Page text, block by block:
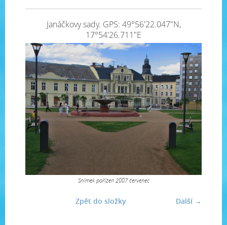
Janáčkovy sady. GPS: 49°56'22.047"N,
17°54'26.711"E
Snímek pořízen 2007 červenec
Další →
Zpět do složky